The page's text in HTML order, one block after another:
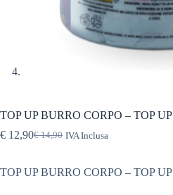
TOP UP BURRO CORPO – TOP UP
€14,90
€ 12,90 IVA Inclusa
TOP UP BURRO CORPO – TOP UP